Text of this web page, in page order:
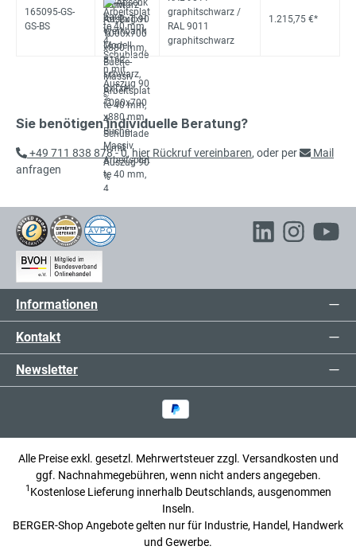
165095-GS-
GS-BS
graphitschwarz /
RAL 9011
graphitschwarz
1.215,75 €*
Sie benötigen individuelle Beratung?
+49 711 838 878 - 0,hier Rückruf vereinbaren, oder per
Mail
anfragen
Informationen
Kontakt
Newsletter
Alle Preise exkl. gesetzl. Mehrwertsteuer zzgl. Versandkosten und
ggf. Nachnahmegebühren, wenn nicht anders angegeben.
1 Kostenlose Lieferung innerhalb Deutschlands, ausgenommen
Inseln.
BERGER-Shop Angebote gelten nur für Industrie, Handel, Handwerk
und Gewerbe.